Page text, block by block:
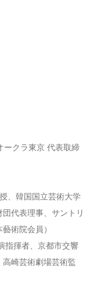
ークラ東京 代表取締
、韓国国立芸術大学
代表理事、サントリ
術院会員）
指揮者、京都市交響
崎芸術劇場芸術監